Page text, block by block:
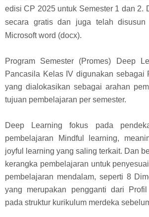
edisi CP 2025 untuk Semester 1 dan 2.
secara gratis dan juga telah disusun
Microsoft word (docx).
Program Semester (Promes) Deep
Pancasila Kelas IV digunakan sebagai
yang dialokasikan sebagai arahan
tujuan pembelajaran per semester.
Deep Learning fokus pada
pembelajaran Mindful learning,
joyful learning yang saling terkait. Dan
kerangka pembelajaran untuk
pembelajaran mendalam, seperti 8
yang merupakan pengganti dari
pada struktur kurikulum merdeka